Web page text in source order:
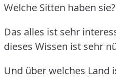
Welche Sitten haben sie?
Das alles ist sehr
dieses Wissen ist sehr
Und über welches Land